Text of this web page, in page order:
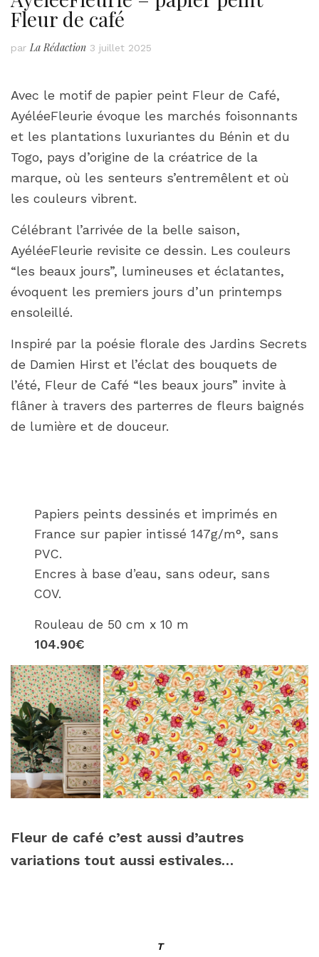
Fleur de café
par La Rédaction 3 juillet 2025
Avec le motif de papier peint Fleur de Café,
AyéléeFleurie évoque les marchés foisonnants
et les plantations luxuriantes du Bénin et du
Togo, pays d’origine de la créatrice de la
marque, où les senteurs s’entremêlent et où
les couleurs vibrent.
Célébrant l’arrivée de la belle saison,
AyéléeFleurie revisite ce dessin. Les couleurs
“les beaux jours”, lumineuses et éclatantes,
évoquent les premiers jours d’un printemps
ensoleillé.
Inspiré par la poésie florale des Jardins Secrets
de Damien Hirst et l’éclat des bouquets de
l’été, Fleur de Café “les beaux jours” invite à
flâner à travers des parterres de fleurs baignés
de lumière et de douceur.
Papiers peints dessinés et imprimés en
France sur papier intissé 147g/m°, sans
PVC.
Encres à base d’eau, sans odeur, sans
COV.
Rouleau de 50 cm x 10 m
104.90€
Fleur de café c’est aussi d’autres
variations tout aussi estivales…
T